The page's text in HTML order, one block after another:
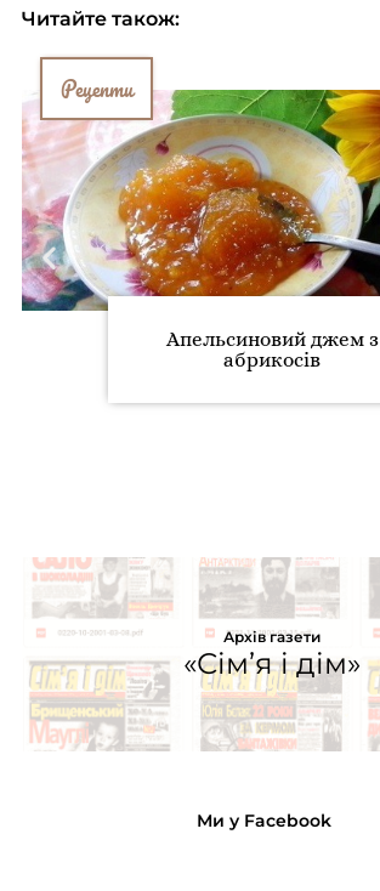
Читайте також:
Рецепти
Апельсиновий джем з
абрикосів
Архів газети
«Сім’я і дім»
Ми у Facebook